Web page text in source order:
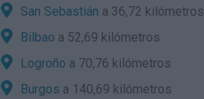
San Sebastián a 36,72 kilómetros
Bilbao a 52,69 kilómetros
Logroño a 70,76 kilómetros
Burgos a 140,69 kilómetros